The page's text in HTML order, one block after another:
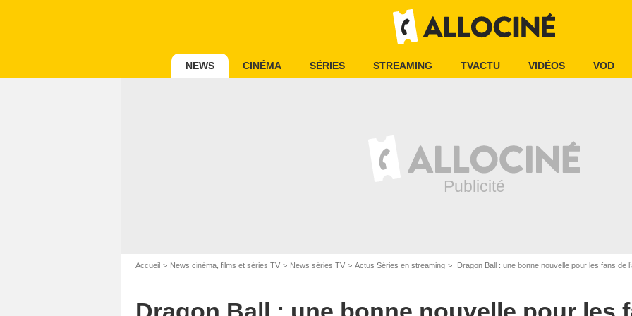
NEWS CINÉMA SÉRIES STREAMING TVACTU VIDÉOS VOD
Accueil News cinéma, films et séries TV News séries TV Actus Séries en streaming Dragon Ball : une bonne nouvelle pour les fans de